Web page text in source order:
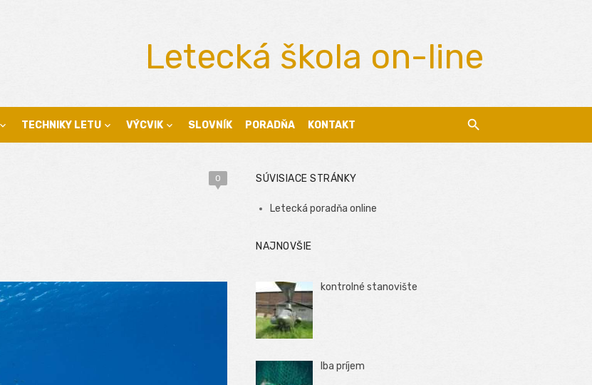
Letecká škola on-line
TECHNIKY LETU VÝCVIK SLOVNÍK PORADŇA KONTAKT
0 SÚVISIACE STRÁNKY
Letecká poradňa online
NAJNOVŠIE
kontrolné stanovište
Iba príjem